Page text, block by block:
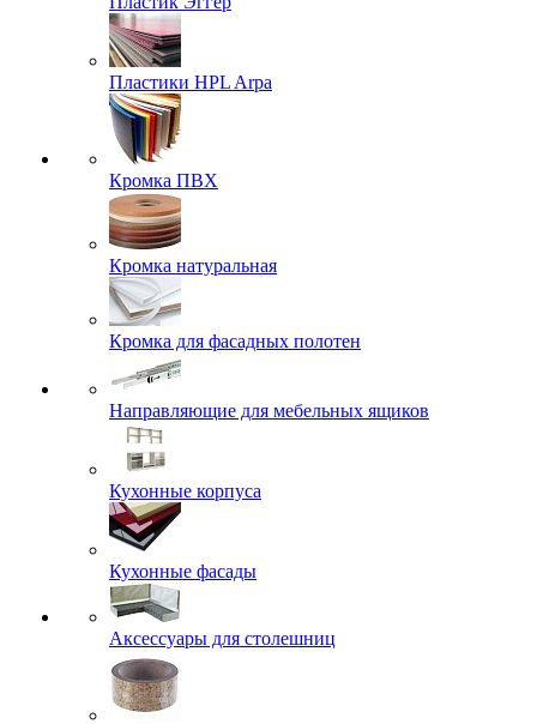
Пластики HPL Arpa
Кромка ПВХ
Кромка натуральная
Кромка для фасадных полотен
Направляющие для мебельных ящиков
Кухонные корпуса
Кухонные фасады
Аксессуары для столешниц